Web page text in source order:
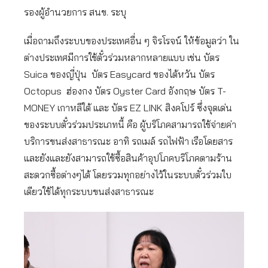
รองผู้อำนวยการ สนข. ระบุ
เมื่อถามถึงระบบของประเทศอื่น ๆ จิรโรจน์ ให้ข้อมูลว่า ใน
ต่างประเทศมีการใช้ตั๋วร่วมหลากหลายแบบ เช่น บัตร
Suica ของญี่ปุ่น บัตร Easycard ของไต้หวัน บัตร
Octopus ฮ่องกง บัตร Oyster Card อังกฤษ บัตร T-
MONEY เกาหลีใต้ และ บัตร EZ LINK สิงคโปร์ ซึ่งจุดเด่น
ของระบบตั๋วร่วมประเภทนี้ คือ ผู้บริโภคสามารถใช้จ่ายค่า
บริการขนส่งสาธารณะ อาทิ รถเมล์ รถไฟฟ้า เรือโดยสาร
และยังและยังสามารถใช้ซื้อสินค้าอุปโภคบริโภคตามร้าน
สะดวกซื้อต่างๆได้ โดยรวมทุกอย่างไว้ในระบบตั๋วร่วมใบ
เดียวใช้ได้ทุกระบบขนส่งสาธารณะ